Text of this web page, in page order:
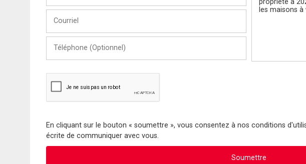
Nom
(Optionnel)
En cliquant sur le bouton « soumettre », vous consentez à nos conditions
écrite de communiquer avec vous.